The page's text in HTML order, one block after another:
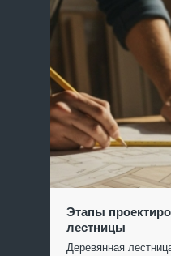
Этапы
лестницы
Деревянная